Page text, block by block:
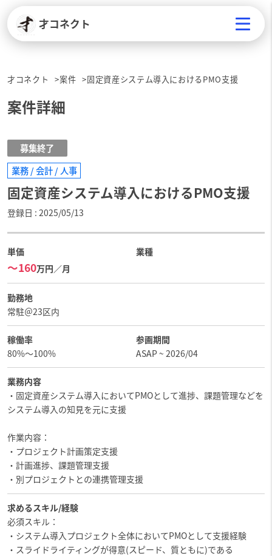
才コネクト
才コネクト 案件 固定資産システム導入におけるPMO支援
案件詳細
募集終了
業務 / 会計 / 人事
固定資産システム導入におけるPMO支援
登録日 2025/05/13
単価
〜160万円／月
業種
勤務地
常駐＠23区内
稼働率
80%〜100%
参画期間
ASAP ~ 2026/04
業務内容
・固定資産システム導入においてPMOとして進捗、課題管理などを
システム導入の知見を元に支援
作業内容：
・プロジェクト計画策定支援
・計画進捗、課題管理支援
・別プロジェクトとの連携管理支援
求めるスキル/経験
必須スキル：
・システム導入プロジェクト全体においてPMOとして支援経験
・スライドライティングが得意(スピード、質ともに)である